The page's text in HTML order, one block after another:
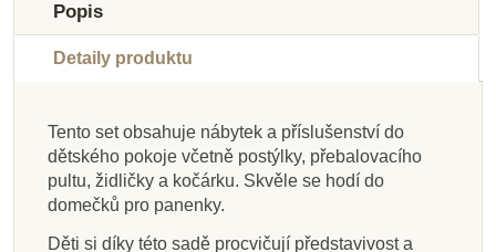
Skladem
PlanToys Rodina -
Panenky III
Skladem
Viktoriánský
Skladem
PlanToys Rodina -
varianta III
Na dotaz
Panenky IV
Skladem
PlanToys
Viktoriánská sada
Skladem
Viktoriánský
Skladem
PlanToys Moderní
domeček pro
Skladem
s nábytkem
Popis
Detaily produktu
Tento set obsahuje nábytek a příslušenství do
dětského pokoje včetně postýlky, přebalovacího
pultu, židličky a kočárku. Skvěle se hodí do
domečků pro panenky.
Děti si díky této sadě procvičují představivost a